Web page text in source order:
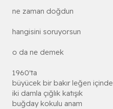
ne zaman doğdun
hangisini soruyorsun
o da ne demek
1960'ta
büyücek bir bakır leğen içinde
iki damla çığlık katışık
buğday kokulu anam